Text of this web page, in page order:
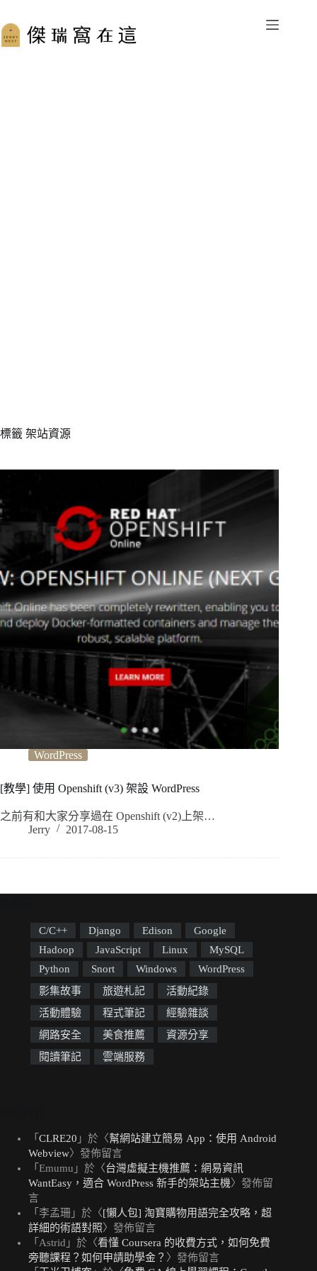
至
主
標籤 架站資源
WordPress
[教學] 使用 Openshift (v3) 架設 WordPress
之前有和大家分享過在 Openshift (v2)上架…
Jerry
2017-08-15
C/C++ Django Edison
Google
Hadoop
JavaScript Linux
MySQL
Python
Snort Windows
WordPress
影集故事
旅遊札記
活動紀錄
活動體驗
程式筆記
經驗雜談
網路安全
美食推薦
資源分享
閱讀筆記
雲端服務
「 CLRE20 」於〈幫網站建立簡易 App：使用 Android
Webview〉發佈留言
「 Emumu 」於〈台灣虛擬主機推薦：網易資訊
WantEasy，適合 WordPress 新手的架站主機〉發佈留
言
「 李孟珊 」於〈[懶人包] 淘寶購物用語完全攻略，超
詳細的術語對照〉發佈留言
「 Astrid 」於〈看懂 Coursera 的收費方式，如何免費
旁聽課程？如何申請助學金？ 〉發佈留言